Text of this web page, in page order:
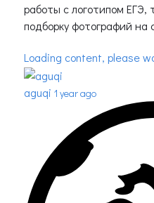
работы с логотипом ЕГЭ,
подборку фотографий на
Loading content, please
aguqi 1 year ago